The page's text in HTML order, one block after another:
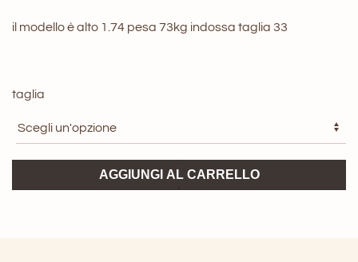
il modello è alto 1.74 pesa 73kg indossa taglia 33
taglia
MUSSO
AGGIUNGI AL CARRELLO